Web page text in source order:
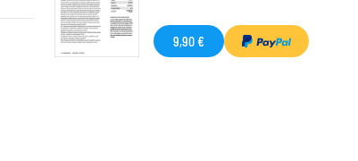
9,90 €